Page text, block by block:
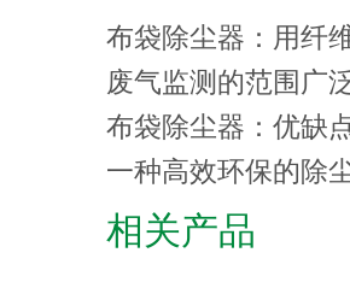
布袋除尘器：用纤
废气监测的范围广
布袋除尘器：优缺
一种高效环保的除
相关产品